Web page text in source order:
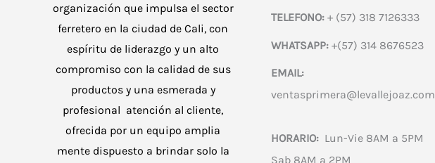
organización que impulsa el sector
ferretero en la ciudad de Cali, con
espíritu de liderazgo y un alto
compromiso con la calidad de sus
productos y una esmerada y
profesional atención al cliente,
ofrecida por un equipo amplia
mente dispuesto a brindar solo la
TELEFONO:+ (57) 318 7126333
WHATSAPP:+(57) 314 8676523
EMAIL:
ventasprimera@levallejoaz.com
HORARIO:Lun-Vie 8AM a 5PM
Sab 8AM a 2PM